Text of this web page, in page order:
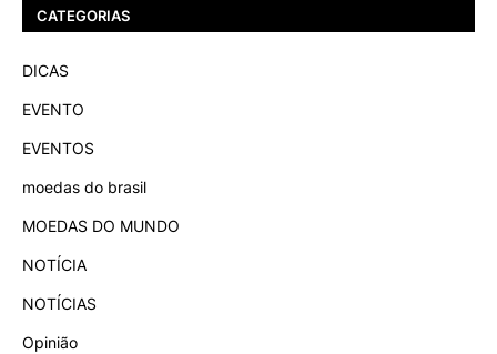
CATEGORIAS
DICAS
EVENTO
EVENTOS
moedas do brasil
MOEDAS DO MUNDO
NOTÍCIA
NOTÍCIAS
Opinião